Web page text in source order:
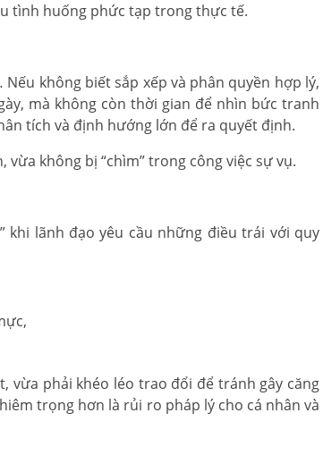
tình huống phức tạp trong thực tế.
không biết sắp xếp và phân quyền hợp lý,
mà không còn thời gian để nhìn bức tranh
tích và định hướng lớn để ra quyết định.
không bị “chìm” trong công việc sự vụ.
lãnh đạo yêu cầu những điều trái với quy
vừa phải khéo léo trao đổi để tránh gây căng
trọng hơn là rủi ro pháp lý cho cá nhân và